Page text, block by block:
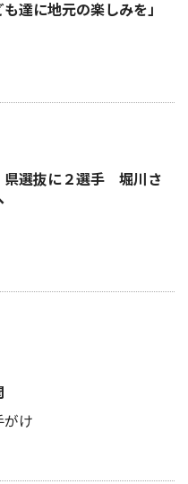
に地元の楽しみを」
選抜に２選手 堀川さ
がけ